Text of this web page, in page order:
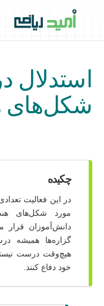
استدلال
شکل‌های
چکیده
در این فعالیت
مورد شکل‌های
دانش‌آموزان قرار
گزاره‌ها همیشه
هیچ‌وقت درست
خود دفاع کنند.